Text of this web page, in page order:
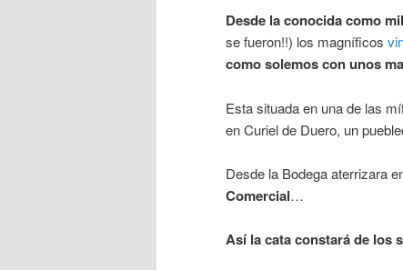
Desde la conocida como
se fueron!!) los magníficos
como solemos con unos
Esta situada en una de las
en Curiel de Duero, un
Desde la Bodega aterrizara
Comercial…
Así la cata constará de los